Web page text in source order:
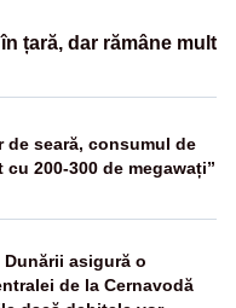
țară, dar rămâne mult
de seară, consumul de
200-300 de megawați”
asigură o
de la Cernavodă